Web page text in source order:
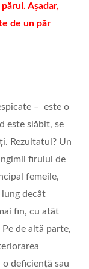
Așadar,
de un păr
– este o
este slăbit, se
Rezultatul? Un
firului de
femeile,
lung decât
fin, cu atât
de altă parte,
deficiență sau